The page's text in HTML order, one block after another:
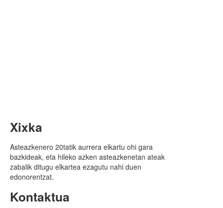
Xixka
Asteazkenero 20tatik aurrera elkartu ohi gara
bazkideak, eta hileko azken asteazkenetan ateak
zabalik ditugu elkartea ezagutu nahi duen
edonorentzat.
Kontaktua